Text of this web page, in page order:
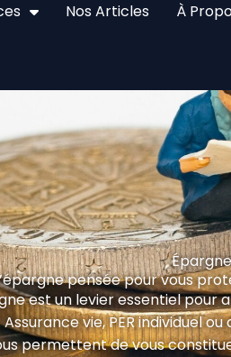
Nos Articles À
Épargne
pensée pour vous
est un levier essentiel pour
vie, PER individuel
permettent de vous